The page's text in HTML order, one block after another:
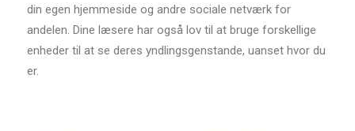
din egen hjemmeside og andre sociale netværk for
andelen. Dine læsere har også lov til at bruge forskellige
enheder til at se deres yndlingsgenstande, uanset hvor du
er.